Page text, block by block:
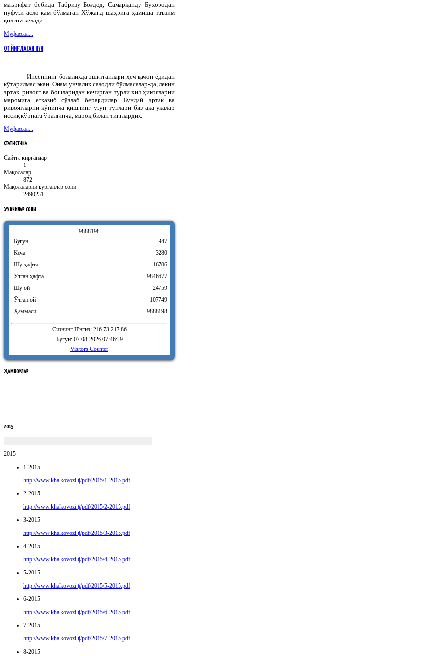
маърифат бобида Табризу Боғдод, Самарқанду Бухородан
нуфузи асло кам бўлмаган Хўжанд шаҳрига ҳамиша таъзим
қилгим келади.
Муфассал...
ОТ ЙИҒЛАГАН КУН
Инсоннинг болаликда эшитганлари ҳеч қачон ёдидан
кўтарилмас экан. Онам унчалик саводли бўлмасалар-да, лекин
эртак, ривоят ва бошларидан кечирган турли хил ҳикояларни
маромига етказиб сўзлаб берардилар. Бундай эртак ва
ривоятларни кўпинча қишнинг узун тунлари биз ака-укалар
иссиқ кўрпага ўралганча, мароқ билан тинглардик.
Муфассал...
СТАТИСТИКА
Сайтга кирганлар
1
Мақолалар
872
Мақолаларни кӯрганлар сони
2490231
ӮҚУВЧИЛАРСОНИ
9888198
Бугун
Кеча
Шу ҳафта
Ӯтган ҳафта
Шу ой
Ӯтган ой
Ҳаммаси
947
3280
16706
9846677
24759
107749
9888198
Сизнинг IPнгиз: 216.73.217.86
Бугун: 07-08-2026 07:46:29
Visitors Counter
ҲАМКОРЛАР
2015
2015
1-2015
http://www.khalkovozi.tj/pdf/2015/1-2015.pdf
2-2015
http://www.khalkovozi.tj/pdf/2015/2-2015.pdf
3-2015
http://www.khalkovozi.tj/pdf/2015/3-2015.pdf
4-2015
http://www.khalkovozi.tj/pdf/2015/4-2015.pdf
5-2015
http://www.khalkovozi.tj/pdf/2015/5-2015.pdf
6-2015
http://www.khalkovozi.tj/pdf/2015/6-2015.pdf
7-2015
http://www.khalkovozi.tj/pdf/2015/7-2015.pdf
8-2015